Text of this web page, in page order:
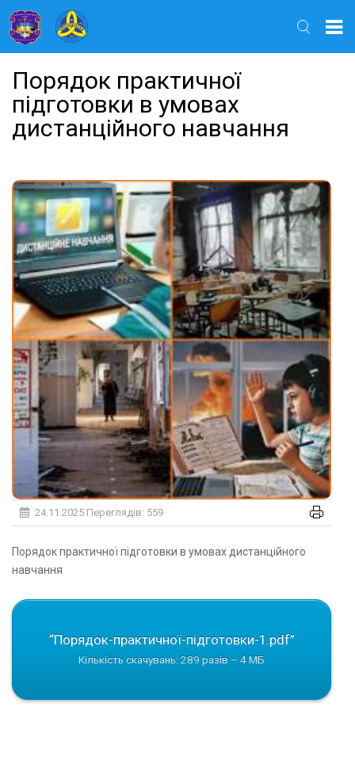
Порядок практичної
підготовки в умовах
дистанційного навчання
24.11.2025 Переглядів: 559
Порядок практичної підготовки в умовах дистанційного
навчання
“Порядок-практичної-підготовки-1.pdf”
Кількість скачувань: 289 разів – 4 МБ